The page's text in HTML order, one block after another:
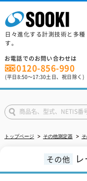
日々進化する計測技術と多
す。
お電話でのお問い合わせは
0120-856-990
(平日8:50～17:30土日、祝日除く)
トップページ その他測定器
その他